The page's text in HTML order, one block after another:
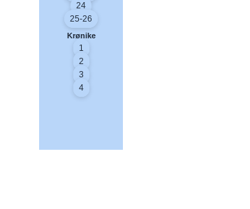
24
25-26
Krønike
1
2
3
4